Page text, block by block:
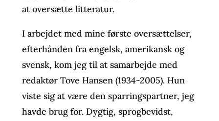
at oversætte litteratur.
I arbejdet med mine første oversættelser,
efterhånden fra engelsk, amerikansk og
svensk, kom jeg til at samarbejde med
redaktør Tove Hansen (1934-2005). Hun
viste sig at være den sparringspartner, jeg
havde brug for. Dygtig, sprogbevidst,